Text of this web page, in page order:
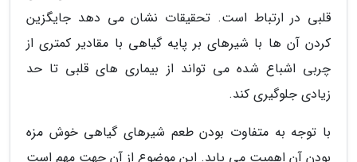
قلبی در ارتباط است. تحقیقات نشان می دهد جایگزین
کردن آن ها با شیرهای بر پایه گیاهی با مقادیر کمتری از
چربی اشباع شده می تواند از بیماری های قلبی تا حد
زیادی جلوگیری کند.
با توجه به متفاوت بودن طعم شیرهای گیاهی خوش مزه
بودن آن اهمیت می یابد. این موضوع از آن جهت مهم است